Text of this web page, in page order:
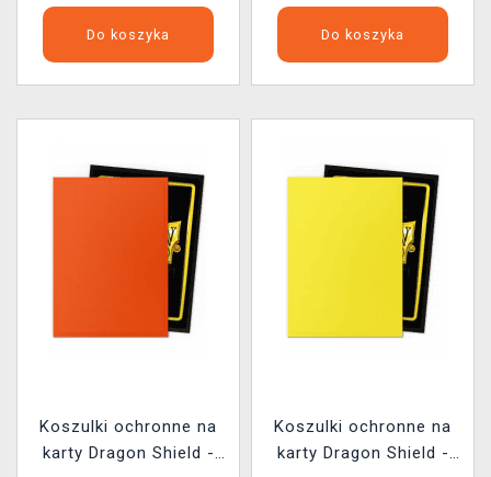
Do koszyka Do koszyka
Koszulki ochronne na
karty Dragon Shield -
Koszulki ochronne na
karty Dragon Shield -